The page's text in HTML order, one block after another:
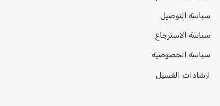
سياسة التوصيل
سياسة الاسترجاع
سياسة الخصوصية
ارشادات الغسيل